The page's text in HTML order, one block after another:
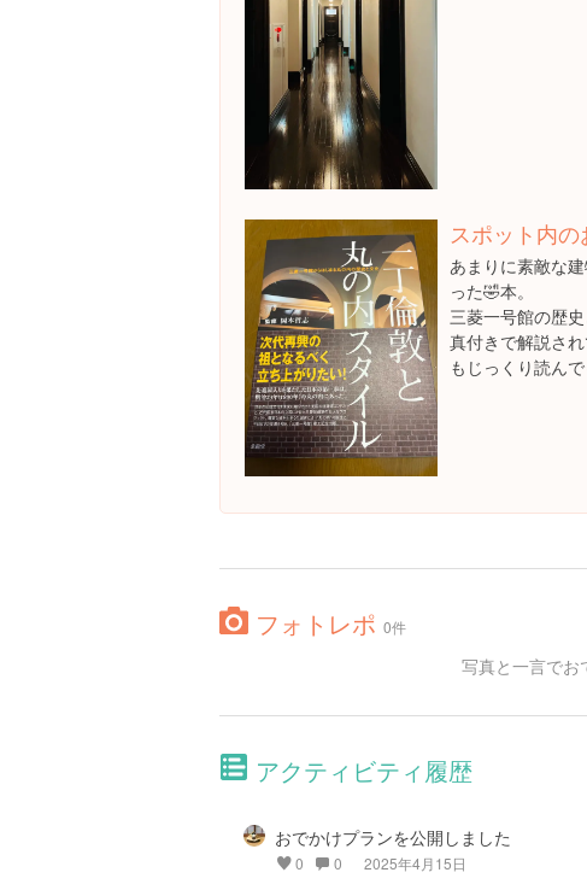
スポット内
あまりに素敵な
った🤣本。
三菱一号館の歴
真付きで解説さ
もじっくり読んで
フォトレポ 0件
写真と一言でお
アクティビティ履歴
おでかけプランを公開しました
0 0 2025年4月15日